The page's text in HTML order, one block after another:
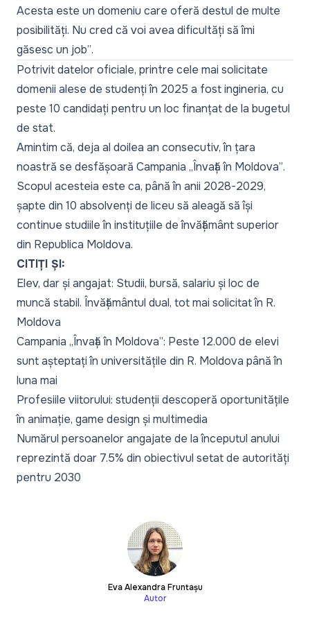
Acesta este un domeniu care oferă destul de multe
posibilități. Nu cred că voi avea dificultăți să îmi
găsesc un job”.
Potrivit datelor oficiale, printre cele mai solicitate
domenii alese de studenți în 2025 a fost ingineria, cu
peste 10 candidați pentru un loc finanțat de la bugetul
de stat.
Amintim că, deja al doilea an consecutiv, în țara
noastră se desfășoară Campania „Învață în Moldova”.
Scopul acesteia este ca, până în anii 2028-2029,
șapte din 10 absolvenți de liceu să aleagă să își
continue studiile în instituțiile de învățământ superior
din Republica Moldova.
CITIȚI ȘI:
Elev, dar și angajat: Studii, bursă, salariu și loc de
muncă stabil. Învățământul dual, tot mai solicitat în R.
Moldova
Campania „Învață în Moldova”: Peste 12.000 de elevi
sunt așteptați în universitățile din R. Moldova până în
luna mai
Profesiile viitorului: studenții descoperă oportunitățile
în animație, game design și multimedia
Numărul persoanelor angajate de la începutul anului
reprezintă doar 7.5% din obiectivul setat de autorități
pentru 2030
Eva Alexandra Fruntașu
Autor